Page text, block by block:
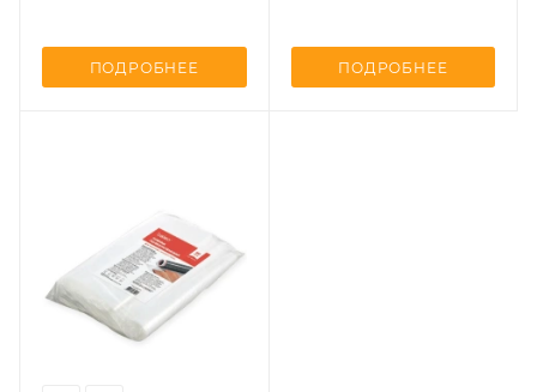
ПОДРОБНЕЕ ПОДРОБНЕЕ